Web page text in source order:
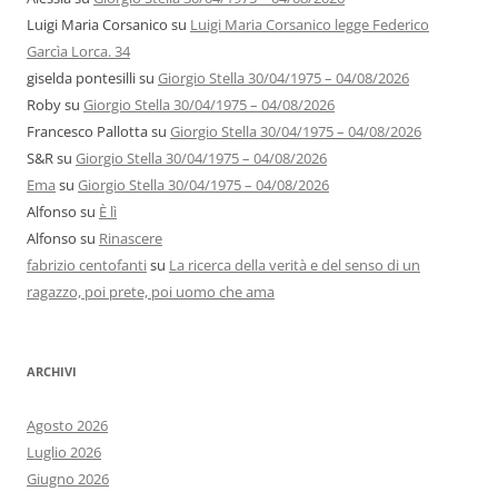
Luigi Maria Corsanico su Luigi Maria Corsanico legge Federico
Garcìa Lorca. 34
giselda pontesillisu Giorgio Stella 30/04/1975 – 04/08/2026
Robysu Giorgio Stella 30/04/1975 – 04/08/2026
Francesco Pallottasu Giorgio Stella 30/04/1975 – 04/08/2026
S&Rsu Giorgio Stella 30/04/1975 – 04/08/2026
Ema su Giorgio Stella 30/04/1975 – 04/08/2026
Alfonso su È lì
Alfonso su Rinascere
fabrizio centofantisu La ricerca della verità e del senso di un
ragazzo, poi prete, poi uomo che ama
ARCHIVI
Agosto 2026
Luglio 2026
Giugno 2026